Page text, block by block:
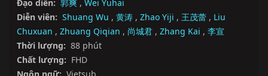
Đạo diễn: 郭爽 , Wei Yuhai
Diễn viên: Shuang Wu , 黄涛 , Zhao Yiji , 王茂蕾 , Liu
Chuxuan , Zhuang Qiqian , 尚城君 , Zhang Kai , 李宣
Thời lượng: 88 phút
Chất lượng: FHD